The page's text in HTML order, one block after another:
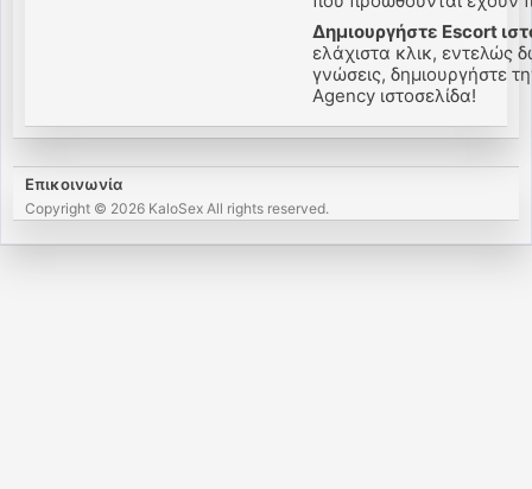
Δημιουργήστε Escort
ελάχιστα κλικ, εντελώς
γνώσεις, δημιουργήστε
Agency ιστοσελίδα!
Επικοινωνία
Copyright © 2026 KaloSex All rights reserved.